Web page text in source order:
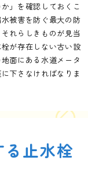
」を確認しておくこ
被害を防ぐ最大の防
れらしきものが見当
が存在しない古い設
面にある水道メータ
下さなければなりま
止水栓